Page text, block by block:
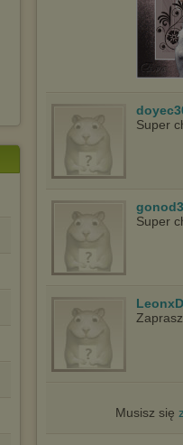
Super
Super
Musisz się